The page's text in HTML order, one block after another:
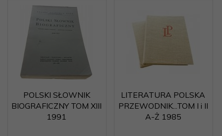
POLSKI SŁOWNIK
BIOGRAFICZNY TOM XIII
1991
LITERATURA POLSKA
PRZEWODNIK...TOM I i II
A-Ż 1985